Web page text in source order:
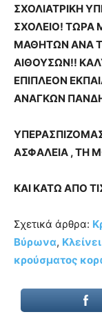
ΣΧΟΛΙΑΤΡΙΚΗ
ΣΧΟΛΕΙΟ! ΤΩΡΑ
ΜΑΘΗΤΩΝ ΑΝΑ
ΑΙΘΟΥΣΩΝ!!
ΕΠΙΠΛΕΟΝ
ΑΝΑΓΚΩΝ
ΑΣΦΑΛΕΙΑ , ΤΗ
ΚΑΙ ΚΑΤΩ ΑΠΟ
Σχετικά άρθρα:
Βύρωνα,
κρούσματος